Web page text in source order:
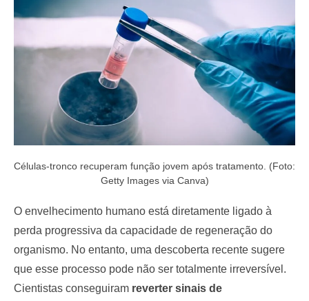
n
Células-tronco recuperam função jovem após tratamento. (Foto:
Getty Images via Canva)
O envelhecimento humano está diretamente ligado à
perda progressiva da capacidade de regeneração do
organismo. No entanto, uma descoberta recente sugere
que esse processo pode não ser totalmente irreversível.
Cientistas conseguiram reverter sinais de